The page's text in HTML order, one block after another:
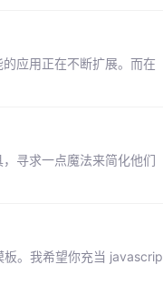
应用正在不断扩展。而在
寻求一点魔法来简化他们
。我希望你充当 javascrip